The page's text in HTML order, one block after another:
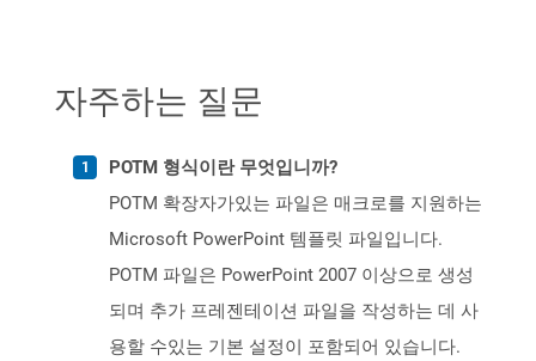
자주하는 질문
POTM 형식이란 무엇입니까?
POTM 확장자가있는 파일은 매크로를 지원하는
Microsoft PowerPoint 템플릿 파일입니다.
POTM 파일은 PowerPoint 2007 이상으로 생성
되며 추가 프레젠테이션 파일을 작성하는 데 사
용할 수있는 기본 설정이 포함되어 있습니다.